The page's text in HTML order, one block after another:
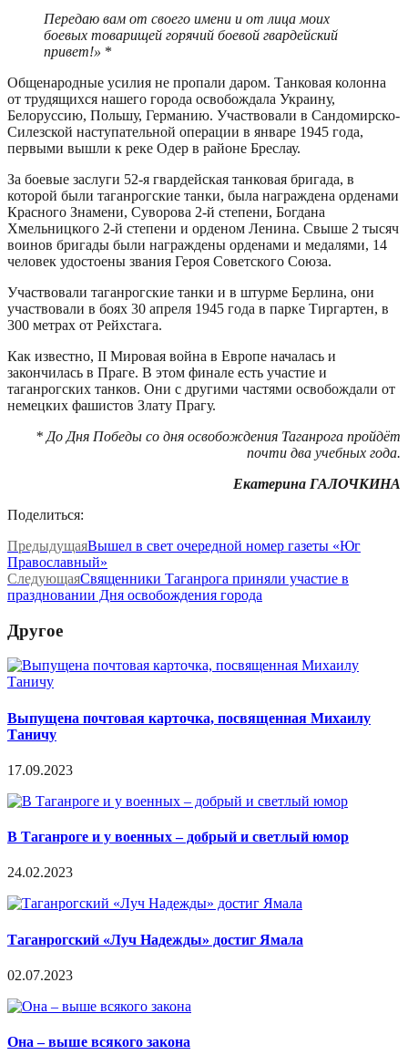
Передаю вам от своего имени и от лица моих
боевых товарищей горячий боевой гвардейский
привет!» *
Общенародные усилия не пропали даром. Танковая колонна
от трудящихся нашего города освобождала Украину,
Белоруссию, Польшу, Германию. Участвовали в Сандомирско-
Силезской наступательной операции в январе 1945 года,
первыми вышли к реке Одер в районе Бреслау.
За боевые заслуги 52-я гвардейская танковая бригада, в
которой были таганрогские танки, была награждена орденами
Красного Знамени, Суворова 2-й степени, Богдана
Хмельницкого 2-й степени и орденом Ленина. Свыше 2 тысяч
воинов бригады были награждены орденами и медалями, 14
человек удостоены звания Героя Советского Союза.
Участвовали таганрогские танки и в штурме Берлина, они
участвовали в боях 30 апреля 1945 года в парке Тиргартен, в
300 метрах от Рейхстага.
Как известно, II Мировая война в Европе началась и
закончилась в Праге. В этом финале есть участие и
таганрогских танков. Они с другими частями освобождали от
немецких фашистов Злату Прагу.
* До Дня Победы со дня освобождения Таганрога пройдёт
почти два учебных года.
Екатерина ГАЛОЧКИНА
Поделиться:
ПредыдущаяВышел в свет очередной номер газеты «Юг
Православный»
СледующаяСвященники Таганрога приняли участие в
праздновании Дня освобождения города
Другое
Выпущена почтовая карточка, посвященная Михаилу
Таничу
17.09.2023
В Таганроге и у военных – добрый и светлый юмор
24.02.2023
Таганрогский «Луч Надежды» достиг Ямала
02.07.2023
Она – выше всякого закона